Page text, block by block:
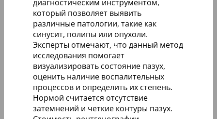
диагностическим инструментом,
который позволяет выявить
различные патологии, такие как
синусит, полипы или опухоли.
Эксперты отмечают, что данный метод
исследования помогает
визуализировать состояние пазух,
оценить наличие воспалительных
процессов и определить их степень.
Нормой считается отсутствие
затемнений и четкие контуры пазух.